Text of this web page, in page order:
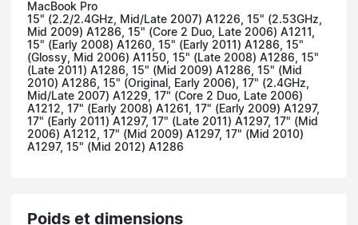
MacBook Pro
15" (2.2/2.4GHz, Mid/Late 2007) A1226, 15" (2.53GHz,
Mid 2009) A1286, 15" (Core 2 Duo, Late 2006) A1211,
15" (Early 2008) A1260, 15" (Early 2011) A1286, 15"
(Glossy, Mid 2006) A1150, 15" (Late 2008) A1286, 15"
(Late 2011) A1286, 15" (Mid 2009) A1286, 15" (Mid
2010) A1286, 15" (Original, Early 2006), 17" (2.4GHz,
Mid/Late 2007) A1229, 17" (Core 2 Duo, Late 2006)
A1212, 17" (Early 2008) A1261, 17" (Early 2009) A1297,
17" (Early 2011) A1297, 17" (Late 2011) A1297, 17" (Mid
2006) A1212, 17" (Mid 2009) A1297, 17" (Mid 2010)
A1297, 15" (Mid 2012) A1286
Poids et dimensions